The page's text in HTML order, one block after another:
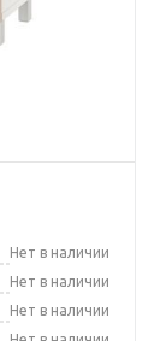
Нет в наличии
Нет в наличии
Нет в наличии